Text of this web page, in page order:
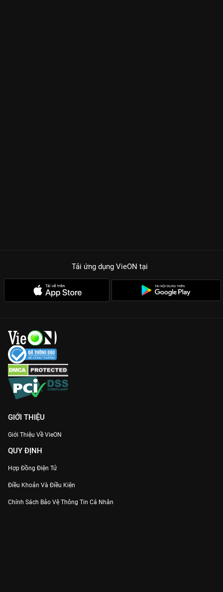
Tải ứng dụng VieON tại
GIỚI THIỆU
Giới Thiệu Về VieON
QUY ĐỊNH
Hợp Đồng Điện Tử
Điều Khoản Và Điều Kiện
Chính Sách Bảo Vệ Thông Tin Cá Nhân